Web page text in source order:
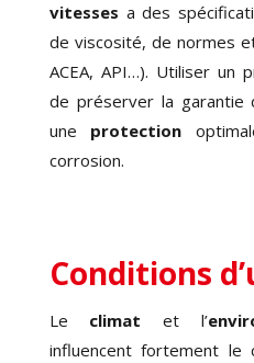
vitesses a des
de viscosité, de normes
ACEA, API…). Utiliser un
de préserver la garantie
une protection
corrosion.
Conditions
Le climat et l’
influencent fortement le